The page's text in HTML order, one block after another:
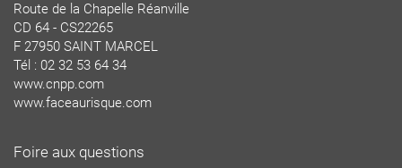
Route de la Chapelle Réanville
CD 64 - CS22265
F 27950 SAINT MARCEL
Tél : 02 32 53 64 34
www.cnpp.com
www.faceaurisque.com
Foire aux questions